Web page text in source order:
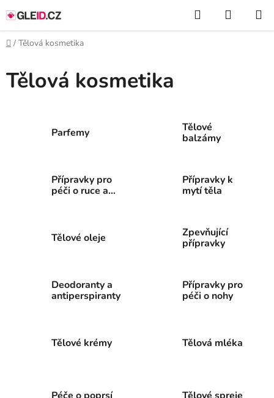
na
obsah
Hledat
KOŠÍK
Domů
/ Tělová kosmetika
Tělová kosmetika
Parfemy
Tělové
balzámy
Přípravky pro
péči o ruce a
Přípravky k
mytí těla
Tělové oleje
Zpevňující
přípravky
Deodoranty a
antiperspiranty
Přípravky pro
péči o nohy
Tělové krémy Tělová mléka